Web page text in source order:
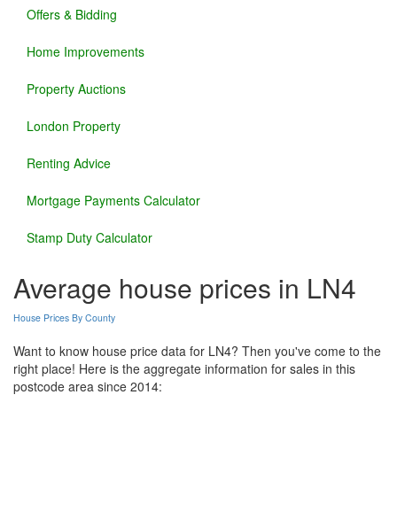
Offers & Bidding
Home Improvements
Property Auctions
London Property
Renting Advice
Mortgage Payments Calculator
Stamp Duty Calculator
Average house prices in LN4
House Prices By County
Want to know house price data for LN4? Then you've come to the
right place! Here is the aggregate information for sales in this
postcode area since 2014: